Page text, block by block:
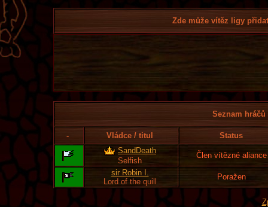
Zde může vítěz ligy
Seznam
- Vládce / titul
Status
SandDeath
Selfish
Člen vítězné aliance
sir Robin I.
Lord of the quill
Poražen